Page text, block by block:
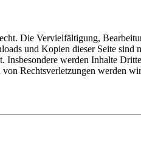
Die Vervielfältigung,
und Kopien dieser Seite sind
werden Inhalte
Rechtsverletzungen werden